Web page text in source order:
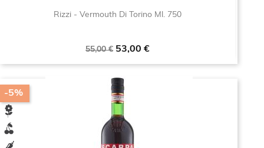
Rizzi - Vermouth Di Torino Ml. 750
Prezzo
55,00 € Prezzo
53,00 €
-5%